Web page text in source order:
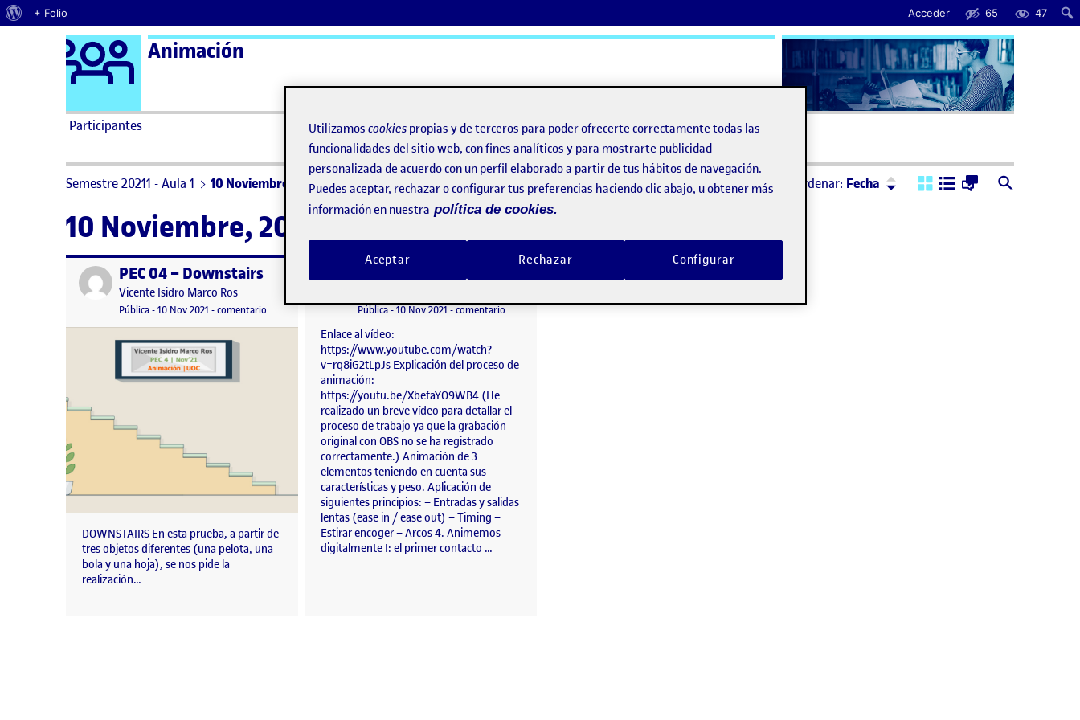
Acerca de WordPress
+ Folio Acceder 65 47
Saltar al contenido Logo Ágora
Animación
Participantes ActiFolios Ayuda
Semestre 20211 - Aula 1 10 Noviembre, 2021 Ordenar: Fecha Ordenar:Descendente
10 Noviembre, 2021
Publicado porPEC 04 – Downstairs
Publicado por
Vicente Isidro Marco Ros
Visibilidad:
Pública-Fecha de publicación
10 Nov 2021 10 noviembre, 2021 10:12 pm
-comentario en PEC 04 – Downstairs
DOWNSTAIRS En esta prueba, a partir de
tres objetos diferentes (una pelota, una
bola y una hoja), se nos pide la
realización…
Animación con After Effects, PEC4
Visibilidad:
Pública-Fecha de publicación
10 Nov 202112 noviembre, 2021 12:42 pm
-comentarioen Animación con After Effects, PEC4
Enlace al vídeo:
https://www.youtube.com/watch?
v=rq8iG2tLpJs Explicación del proceso de
animación:
https://youtu.be/XbefaYO9WB4 (He
realizado un breve vídeo para detallar el
proceso de trabajo ya que la grabación
original con OBS no se ha registrado
correctamente.) Animación de 3
elementos teniendo en cuenta sus
características y peso. Aplicación de
siguientes principios: – Entradas y salidas
lentas (ease in / ease out) – Timing –
Estirar encoger – Arcos 4. Animemos
digitalmente I: el primer contacto …
Utilizamos cookies propias y de terceros para poder ofrecerte correctamente todas las
funcionalidades del sitio web, con fines analíticos y para mostrarte publicidad
personalizada de acuerdo con un perfil elaborado a partir de tus hábitos de navegación.
Puedes aceptar, rechazar o configurar tus preferencias haciendo clic abajo, u obtener más
información en nuestra política de cookies.
Rechazar
Aceptar Configurar